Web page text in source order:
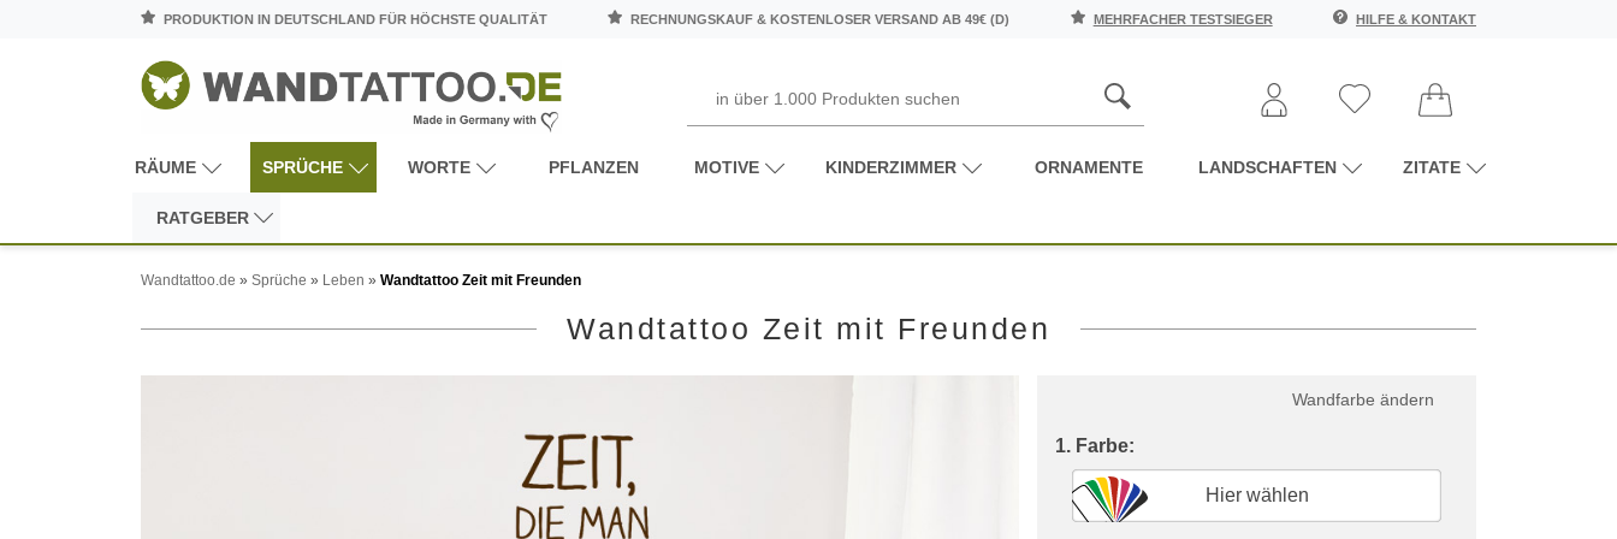
PRODUKTION IN DEUTSCHLAND FÜR HÖCHSTE QUALITÄT RECHNUNGSKAUF & KOSTENLOSER VERSAND AB 49€ (D) MEHRFACHER TESTSIEGER HILFE & KONTAKT
RÄUME SPRÜCHE WORTE PFLANZEN MOTIVE KINDERZIMMER ORNAMENTE LANDSCHAFTEN ZITATE
RATGEBER
Wandtattoo.de » Sprüche » Leben » Wandtattoo Zeit mit Freunden
Wandtattoo Zeit mit Freunden
Wandfarbe ändern
1. Farbe:
Hier wählen